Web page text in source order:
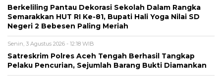
Berkeliling Pantau Dekorasi Sekolah Dalam Rangka
Semarakkan HUT RI Ke-81, Bupati Hali Yoga Nilai SD
Negeri 2 Bebesen Paling Meriah
Senin, 3 Agustus 2026 - 12:18 WIB
Satreskrim Polres Aceh Tengah Berhasil Tangkap
Pelaku Pencurian, Sejumlah Barang Bukti Diamankan